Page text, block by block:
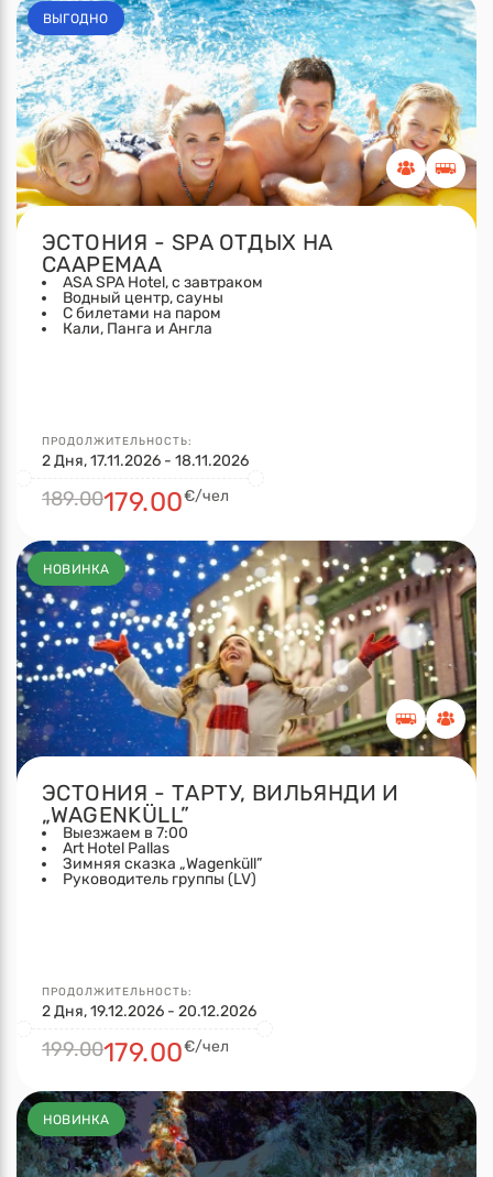
ВЫГОДНО
ЭСТОНИЯ - SPA ОТДЫХ НА
СААРЕМАА
ASA SPA Hotel, с завтраком
Водный центр, сауны
С билетами на паром
Кали, Панга и Англа
ПРОДОЛЖИТЕЛЬНОСТЬ:
2 Дня, 17.11.2026 - 18.11.2026
189.00179.00€/чел
НОВИНКА
ЭСТОНИЯ - ТАРТУ, ВИЛЬЯНДИ И
„WAGENKÜLL”
Выезжаем в 7:00
Art Hotel Pallas
Зимняя сказка „Wagenküll”
Руководитель группы (LV)
ПРОДОЛЖИТЕЛЬНОСТЬ:
2 Дня, 19.12.2026 - 20.12.2026
199.00179.00€/чел
НОВИНКА